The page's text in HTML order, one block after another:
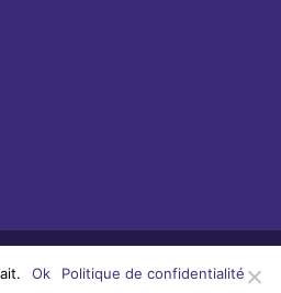
Ok Politique de confidentialité